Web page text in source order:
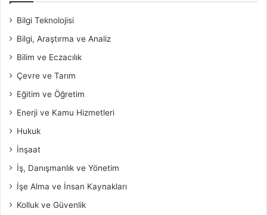
Bilgi Teknolojisi
Bilgi, Araştırma ve Analiz
Bilim ve Eczacılık
Çevre ve Tarım
Eğitim ve Öğretim
Enerji ve Kamu Hizmetleri
Hukuk
İnşaat
İş, Danışmanlık ve Yönetim
İşe Alma ve İnsan Kaynakları
Kolluk ve Güvenlik